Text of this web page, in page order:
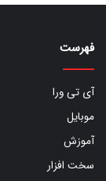
فهرست
آی تی ورا
موبایل
آموزش
سخت افزار